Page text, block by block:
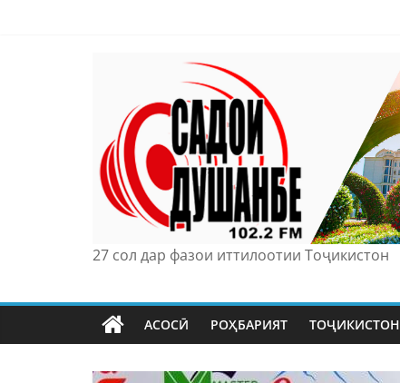
27 сол дар фазои иттилоотии Тоҷикистон
АСОСӢ РОҲБАРИЯТ ТОҶИКИСТОН